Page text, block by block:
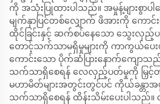
ကို အသုံးပြုထားပါသည်။ အမှုန့်များစွာ
မျက်နှာပြင်တစ်လျှောက် ဖိအားကို ကောင်းမွ
ထိုင်ခြင်းနှင့် ဆက်စပ်နေသော သွေးလှည့်
တောင့်သက်သာမရှိမှုများကို ကာကွယ်ပ
ကောင်းသော ပိုက်ဆံပြားနောက်ကျော
သက်သာရှိစေရန် လေလှည့်ပတ်မှုကို မြှင့်တင်
မဟာမိတ်များအတွင်းတွင်ပင် ကိုယ်ခန္တာ
သက်သာရှိစေရန် ထိန်းသိမ်းပေးပါသည်